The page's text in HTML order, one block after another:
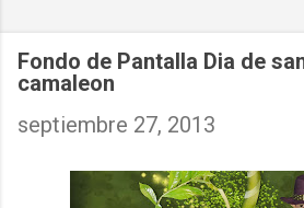
Fondo de Pantalla Dia de
camaleon
septiembre 27, 2013